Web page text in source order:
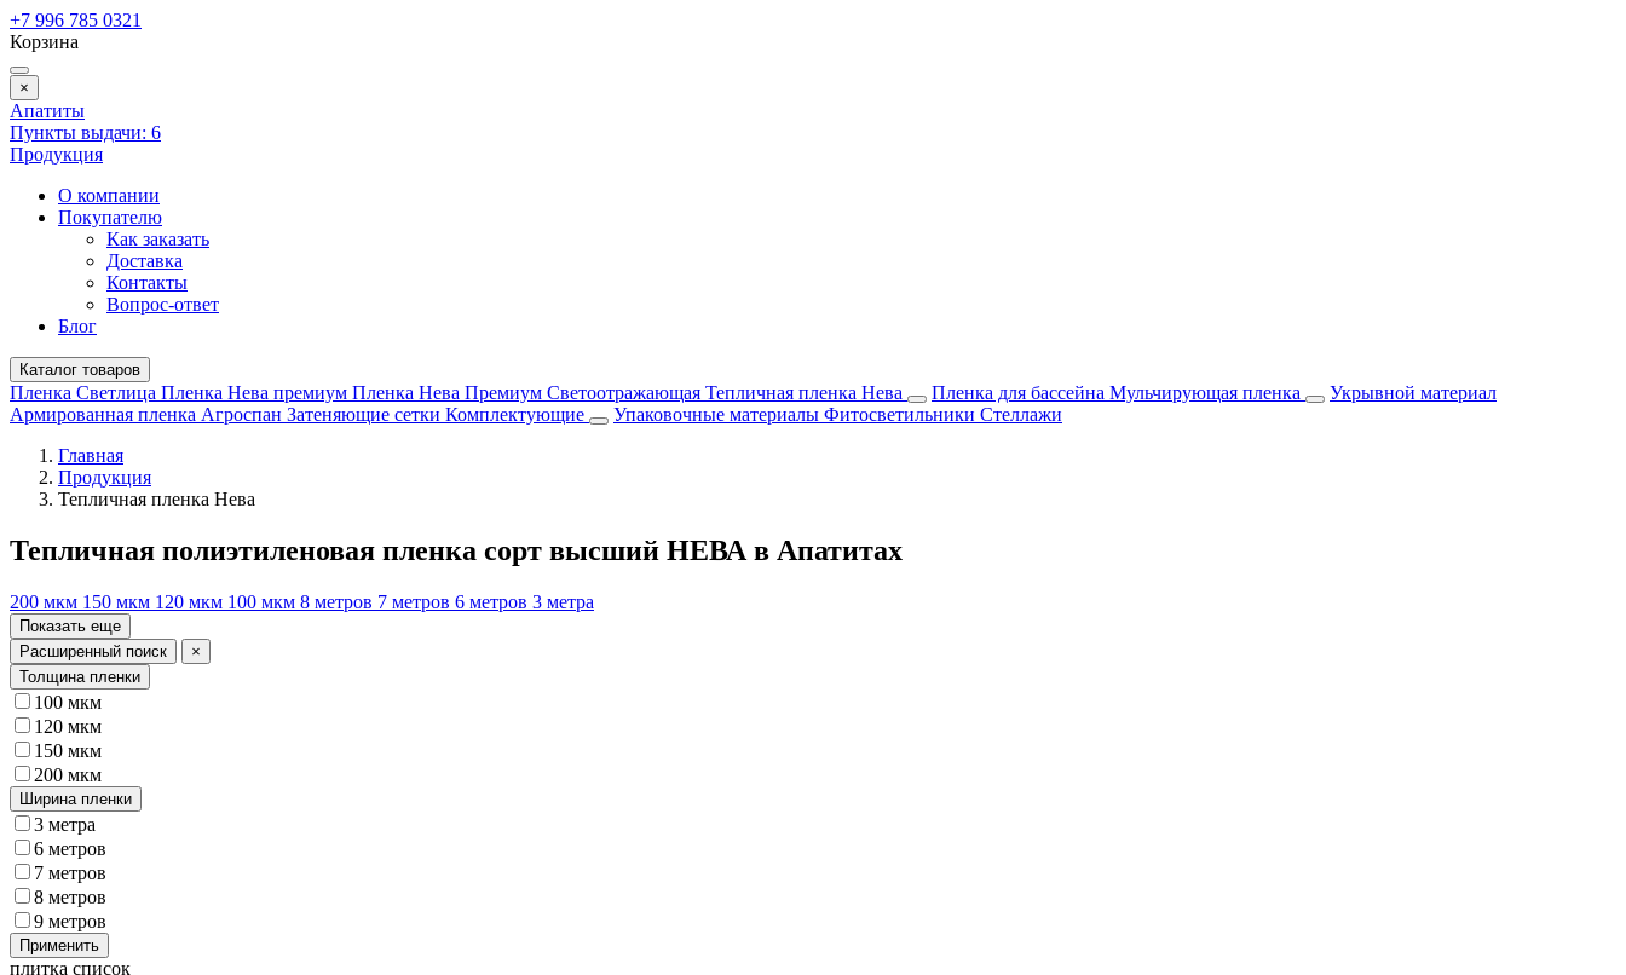
+7 996 785 0321
Корзина
×
Апатиты
Пункты выдачи: 6
Продукция
О компании
Покупателю
Как заказать
Доставка
Контакты
Вопрос-ответ
Блог
Каталог товаров
Пленка Светлица Пленка Нева премиум Пленка Нева Премиум Светоотражающая Тепличная пленка Нева Пленка для бассейна Мульчирующая пленка
Укрывной материал
Армированная пленка Агроспан Затеняющие сетки Комплектующие Упаковочные материалы Фитосветильники Стеллажи
Главная
Продукция
Тепличная пленка Нева
Тепличная полиэтиленовая пленка сорт высший НЕВА в Апатитах
200 мкм 150 мкм 120 мкм 100 мкм 8 метров 7 метров 6 метров 3 метра
Показать еще
Расширенный поиск
×
Толщина пленки
100 мкм
120 мкм
150 мкм
200 мкм
Ширина пленки
3 метра
6 метров
7 метров
8 метров
9 метров
Применить
плитка список